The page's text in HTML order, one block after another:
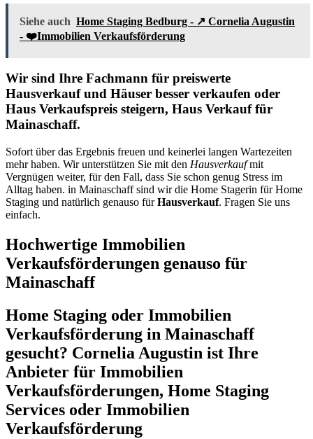
Siehe auch Home Staging Bedburg - ↗️ Cornelia Augustin
- ❤️Immobilien Verkaufsförderung
Wir sind Ihre Fachmann für preiswerte
Hausverkauf und Häuser besser verkaufen oder
Haus Verkaufspreis steigern, Haus Verkauf für
Mainaschaff.
Sofort über das Ergebnis freuen und keinerlei langen Wartezeiten
mehr haben. Wir unterstützen Sie mit den Hausverkaufmit
Vergnügen weiter, für den Fall, dass Sie schon genug Stress im
Alltag haben. in Mainaschaff sind wir die Home Stagerin für Home
Staging und natürlich genauso fürHausverkauf. Fragen Sie uns
einfach.
Hochwertige Immobilien
Verkaufsförderungen genauso für
Mainaschaff
Home Staging oder Immobilien
Verkaufsförderung in Mainaschaff
gesucht? Cornelia Augustin ist Ihre
Anbieter für Immobilien
Verkaufsförderungen, Home Staging
Services oder Immobilien
Verkaufsförderung